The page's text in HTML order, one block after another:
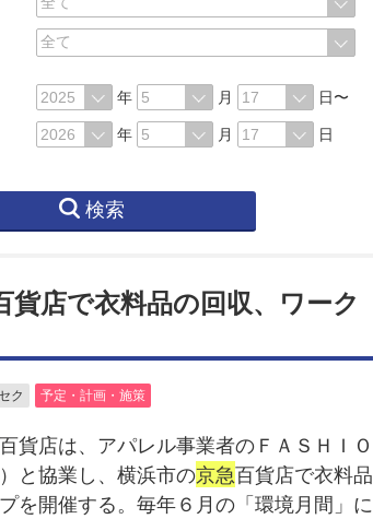
年 月
日〜
年
月 日
検索
店で衣料品の回収、ワーク
ク 予定・計画・施策
百貨店は、アパレル事業者のＦＡＳＨＩＯ
と協業し、横浜市の京急百貨店で衣料品
を開催する。毎年６月の「環境月間」に